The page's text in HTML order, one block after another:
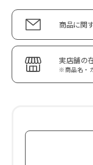
商品に関
実店舗の
※商品名・